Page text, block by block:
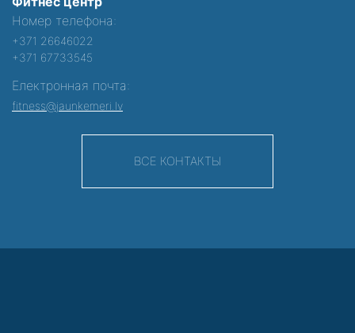
Номер телефона:
+371 26646022
+371 67733545
Електронная почта:
fitness@jaunkemeri.lv
ВСЕ КОНТАКТЫ